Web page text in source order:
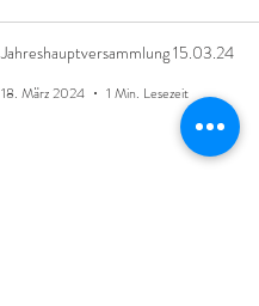
Jahreshauptversammlung 15.03.24
18. März 2024 1 Min. Lesezeit